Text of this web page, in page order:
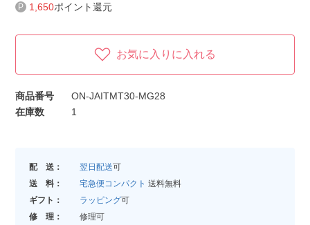
1,650ポイント還元
お気に入りに入れる
商品番号
ON-JAITMT30-MG28
在庫数
1
配 送： 翌日配送可
送 料：
宅急便コンパクト 送料無料
ギフト：
ラッピング可
修 理：
修理可